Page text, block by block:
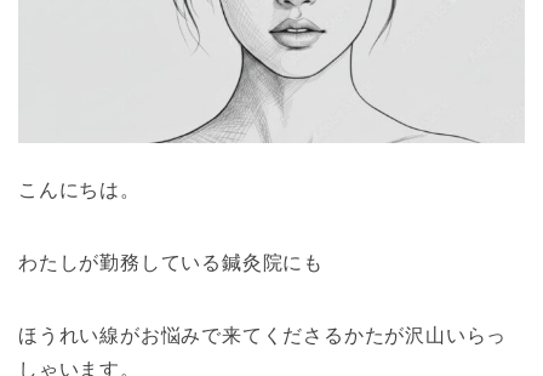
こんにちは。
わたしが勤務している鍼灸院にも
ほうれい線がお悩みで来てくださるかたが沢山いらっ
しゃいます。